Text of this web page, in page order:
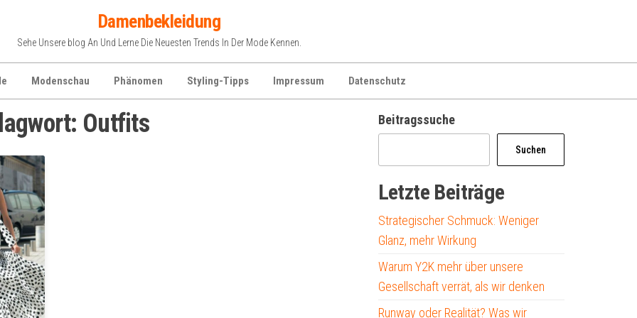
Damenbekleidung
Sehe Unsere blog An Und Lerne Die Neuesten Trends In Der Mode Kennen.
Modenschau Phänomen Styling-Tipps Impressum Datenschutz
Outfits Beitragssuche
Suchen
Letzte Beiträge
Strategischer Schmuck: Weniger
Glanz, mehr Wirkung
Warum Y2K mehr über unsere
Gesellschaft verrät, als wir denken
Runway oder Realität? Was wir